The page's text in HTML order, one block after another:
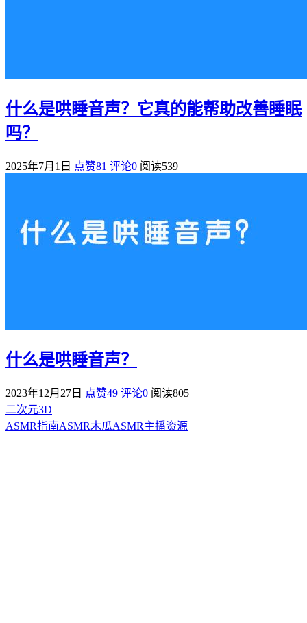
什么是哄睡音声？它真的能帮助改善睡眠
吗？
2025年7月1日 点赞81 评论0 阅读539
什么是哄睡音声？
2023年12月27日 点赞49 评论0 阅读805
二次元3D
ASMR指南ASMR木瓜ASMR主播资源